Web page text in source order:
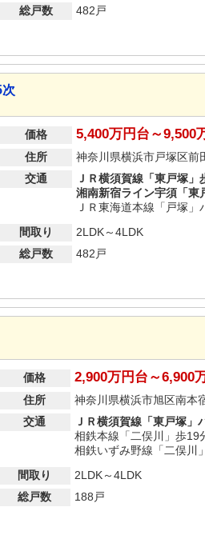
総戸数 482戸
価格 5,400万円台～9,500
住所
神奈川県横浜市戸塚区前
交通
ＪＲ横須賀線「東戸塚」
湘南新宿ライン宇須「東
ＪＲ東海道本線「戸塚
間取り
2LDK～4LDK
総戸数 482戸
価格 2,900万円台～6,900
住所
神奈川県横浜市旭区南本
交通
ＪＲ横須賀線「東戸塚
相鉄本線「二俣川」歩19
相鉄いずみ野線「二俣川
間取り
2LDK～4LDK
総戸数 188戸